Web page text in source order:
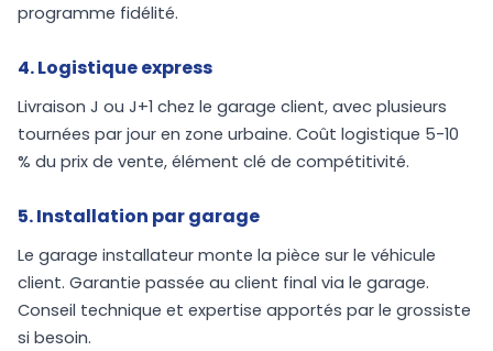
programme fidélité.
4. Logistique express
Livraison J ou J+1 chez le garage client, avec plusieurs
tournées par jour en zone urbaine. Coût logistique 5-10
% du prix de vente, élément clé de compétitivité.
5. Installation par garage
Le garage installateur monte la pièce sur le véhicule
client. Garantie passée au client final via le garage.
Conseil technique et expertise apportés par le grossiste
si besoin.